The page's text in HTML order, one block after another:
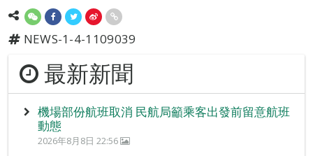
NEWS-1-4-1109039
最新新聞
機場部份航班取消 民航局籲乘客出發前留意航班
動態
2026年8月8日 22:56